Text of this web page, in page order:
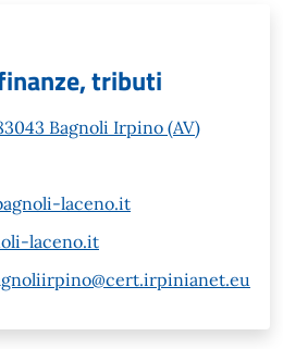
tributi
Bagnoli Irpino (AV)
laceno.it
laceno.it